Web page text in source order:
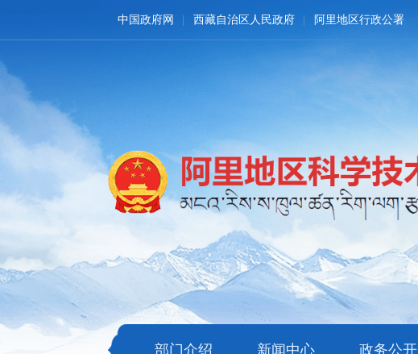
中国政府网 西藏自治区人民政府 阿里地区行政公署
部门介绍 新闻中心 政务公开